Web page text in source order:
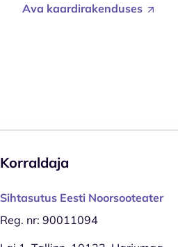
Ava kaardirakenduses
Korraldaja
Sihtasutus Eesti Noorsooteater
Reg. nr: 90011094